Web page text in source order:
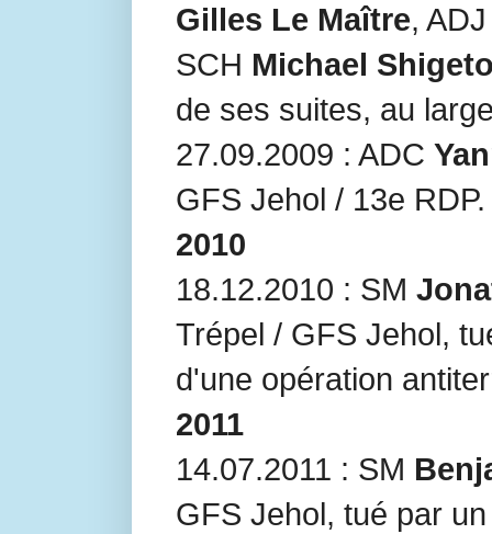
Gilles Le Maître,
SCH Michael
de ses suites, au
27.09.2009 : ADC
GFS Jehol / 13e RDP.
2010
18.12.2010 : SM
Trépel / GFS Jehol,
d'une opération
2011
14.07.2011 : SM
GFS Jehol, tué par